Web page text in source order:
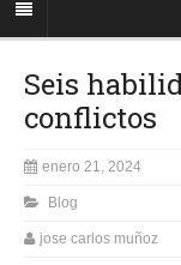
Seis
conflictos
enero 21, 2024
Blog
jose carlos muñoz